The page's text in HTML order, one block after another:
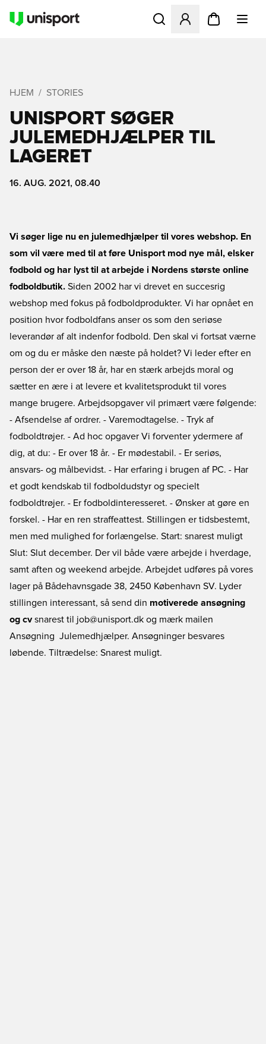
Åbner en Modal til at
HJEM STORIES
UNISPORT SØGER
JULEMEDHJÆLPER TIL
LAGERET
16. AUG. 2021, 08.40
Vi søger lige nu en julemedhjælper til vores webshop. En
som vil være med til at føre Unisport mod nye mål, elsker
fodbold og har lyst til at arbejde i Nordens største online
fodboldbutik. Siden 2002 har vi drevet en succesrig
webshop med fokus på fodboldprodukter. Vi har opnået en
position hvor fodboldfans anser os som den seriøse
leverandør af alt indenfor fodbold. Den skal vi fortsat værne
om og du er måske den næste på holdet? Vi leder efter en
person der er over 18 år, har en stærk arbejds moral og
sætter en ære i at levere et kvalitetsprodukt til vores
mange brugere. Arbejdsopgaver vil primært være følgende:
- Afsendelse af ordrer. - Varemodtagelse. - Tryk af
fodboldtrøjer. - Ad hoc opgaver Vi forventer ydermere af
dig, at du: - Er over 18 år. - Er mødestabil. - Er seriøs,
ansvars- og målbevidst. - Har erfaring i brugen af PC. - Har
et godt kendskab til fodboldudstyr og specielt
fodboldtrøjer. - Er fodboldinteresseret. - Ønsker at gøre en
forskel. - Har en ren straffeattest. Stillingen er tidsbestemt,
men med mulighed for forlængelse. Start: snarest muligt
Slut: Slut december. Der vil både være arbejde i hverdage,
samt aften og weekend arbejde. Arbejdet udføres på vores
lager på Bådehavnsgade 38, 2450 København SV. Lyder
stillingen interessant, så send din motiverede ansøgning
og cvsnarest til job@unisport.dk og mærk mailen
Ansøgning  Julemedhjælper. Ansøgninger besvares
løbende. Tiltrædelse: Snarest muligt.